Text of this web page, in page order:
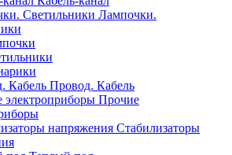
Лампочки.
Провод. Кабель
Прочие
Стабилизаторы